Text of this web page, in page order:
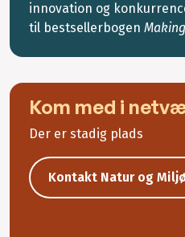
innovation og
til bestsellerbogen
Kom med i
Der er stadig plads
Kontakt Natur og